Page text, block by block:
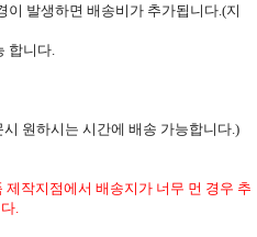
이 발생하면 배송비가 추가됩니다 .(지
합니다
시 원하시는 시간에 배송 가능합니다 .)
제작지점에서 배송지가 너무 먼 경우 추